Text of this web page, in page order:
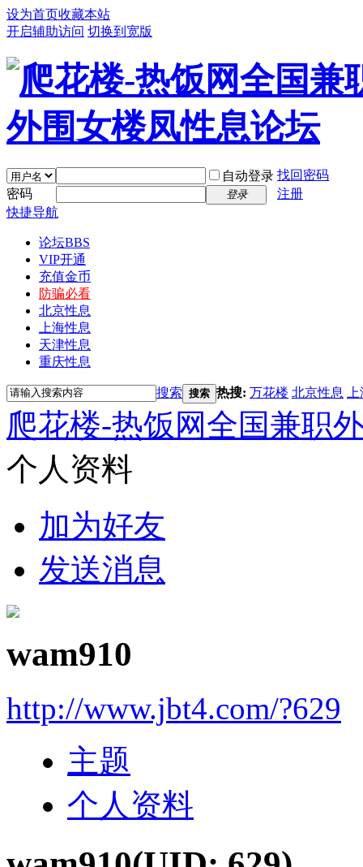
设为首页收藏本站
开启辅助访问 切换到宽版
自动登录 找回密码
密码
登录
注册
快捷导航
论坛BBS
VIP开通
充值金币
防骗必看
北京性息
上海性息
天津性息
重庆性息
搜索 搜索 热搜: 万花楼 北京性息
爬花楼-热饭网全国兼职
个人资料
加为好友
发送消息
wam910
http://www.jbt4.com/?629
主题
个人资料